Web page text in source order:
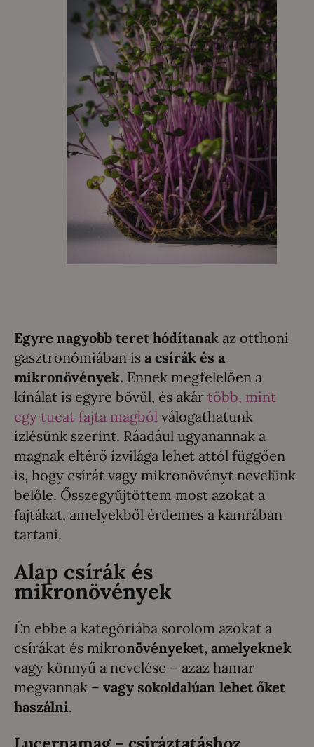
Egyre nagyobb teret hódítanak az otthoni
gasztronómiában is a csírák és a
mikronövények. Ennek megfelelően a
kínálat is egyre bővül, és akár több, mint
egy tucat fajta magból válogathatunk
ízlésünk szerint. Ráadául ugyanannak a
magnak eltérő ízvilága lehet attól függően
is, hogy csírát vagy mikronövényt nevelünk
belőle. Ősszegyűjtöttem most azokat a
fajtákat, amelyekből érdemes a kamrában
tartani.
Alap csírák és
mikronövények
Én ebbe a kategóriába sorolom azokat a
csírákat és mikronövényeket, amelyeknek
vagy könnyű a nevelése – azaz hamar
megvannak – vagy sokoldalúan lehet őket
haszálni.
Lucernamag – csíráztatáshoz